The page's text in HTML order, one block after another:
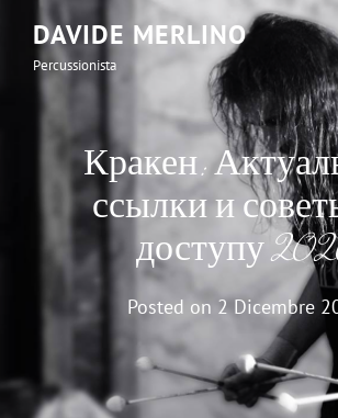
DAVIDE MERLINO
Percussionista
Кракен:
ссылки и
доступу
Posted on 2 Dicembre